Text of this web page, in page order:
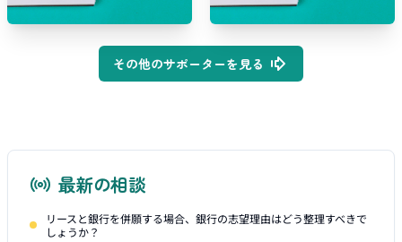
その他のサポーターを見る
最新の相談
リースと銀行を併願する場合、銀行の志望理由はどう整理すべきで
しょうか？